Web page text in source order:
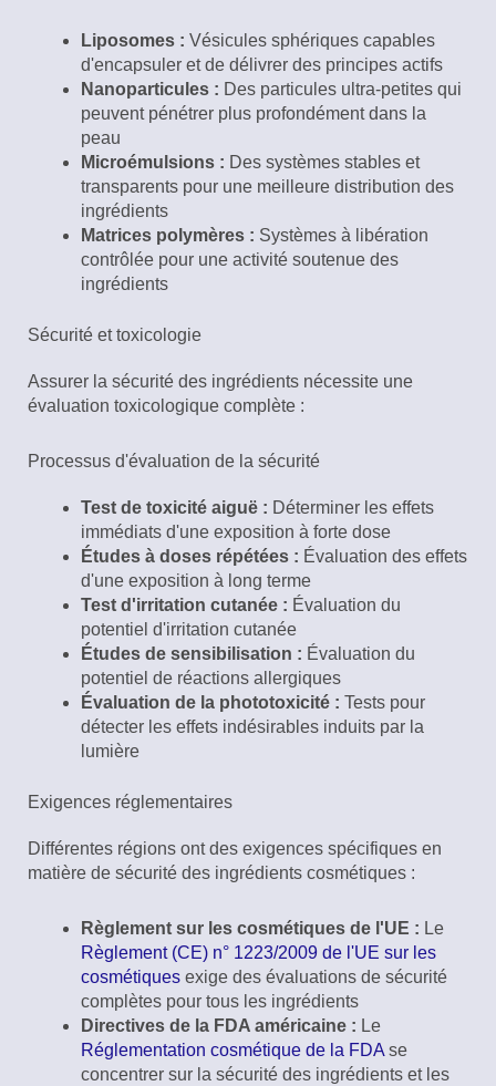
Liposomes : Vésicules sphériques capables
d'encapsuler et de délivrer des principes actifs
Nanoparticules : Des particules ultra-petites qui
peuvent pénétrer plus profondément dans la
peau
Microémulsions : Des systèmes stables et
transparents pour une meilleure distribution des
ingrédients
Matrices polymères : Systèmes à libération
contrôlée pour une activité soutenue des
ingrédients
Sécurité et toxicologie
Assurer la sécurité des ingrédients nécessite une
évaluation toxicologique complète :
Processus d'évaluation de la sécurité
Test de toxicité aiguë : Déterminer les effets
immédiats d'une exposition à forte dose
Études à doses répétées : Évaluation des effets
d'une exposition à long terme
Test d'irritation cutanée : Évaluation du
potentiel d'irritation cutanée
Études de sensibilisation : Évaluation du
potentiel de réactions allergiques
Évaluation de la phototoxicité : Tests pour
détecter les effets indésirables induits par la
lumière
Exigences réglementaires
Différentes régions ont des exigences spécifiques en
matière de sécurité des ingrédients cosmétiques :
Règlement sur les cosmétiques de l'UE : Le
Règlement (CE) n° 1223/2009 de l'UE sur les
cosmétiques exige des évaluations de sécurité
complètes pour tous les ingrédients
Directives de la FDA américaine : Le
Réglementation cosmétique de la FDA se
concentrer sur la sécurité des ingrédients et les